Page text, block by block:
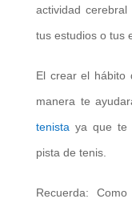
actividad
tus estudios o tus
El crear el hábito
manera te
tenista ya que te
pista de tenis.
Recuerda: